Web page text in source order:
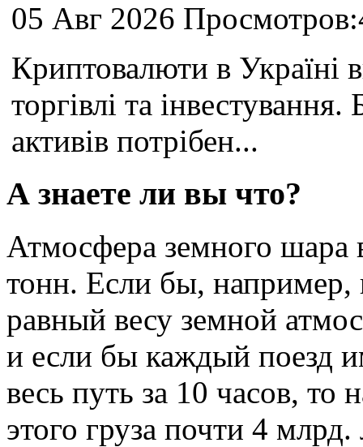
05 Авг 2026
Криптовалюти в Україні
торгівлі та
активів потрібен...
А знаете ли вы что?
Атмосфера земного шара
тонн. Если бы, например,
равный весу земной
и если бы каждый поезд
весь путь за 10 часов, то
этого груза почти 4 млрд.